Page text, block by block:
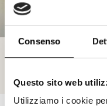
Consenso
Questo sito web
Utilizziamo i cookie